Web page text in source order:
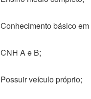
Conhecimento básico
CNH A e B;
Possuir veículo próprio;